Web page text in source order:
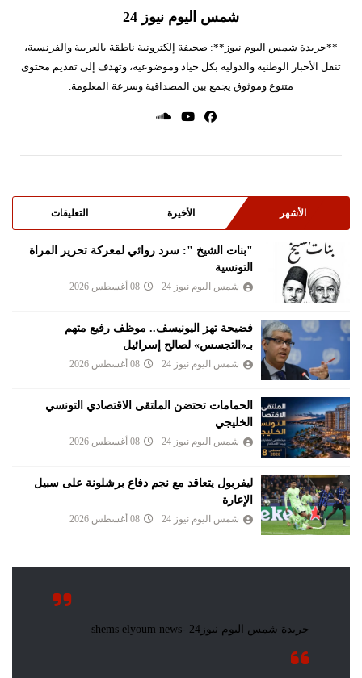
شمس اليوم نيوز 24
**جريدة شمس اليوم نيوز**: صحيفة إلكترونية ناطقة بالعربية والفرنسية،
تنقل الأخبار الوطنية والدولية بكل حياد وموضوعية، وتهدف إلى تقديم محتوى
متنوع وموثوق يجمع بين المصداقية وسرعة المعلومة.
الأشهر الأخيرة التعليقات
"بنات الشيخ ": سرد روائي لمعركة تحرير المراة
التونسية
شمس اليوم نيوز 24 08 أغسطس 2026
فضيحة تهز اليونيسف.. موظف رفيع متهم
بـ«التجسس» لصالح إسرائيل
شمس اليوم نيوز 24 08 أغسطس 2026
الحمامات تحتضن الملتقى الاقتصادي التونسي
الخليجي
شمس اليوم نيوز 24 08 أغسطس 2026
ليفربول يتعاقد مع نجم دفاع برشلونة على سبيل
الإعارة
شمس اليوم نيوز 24 08 أغسطس 2026